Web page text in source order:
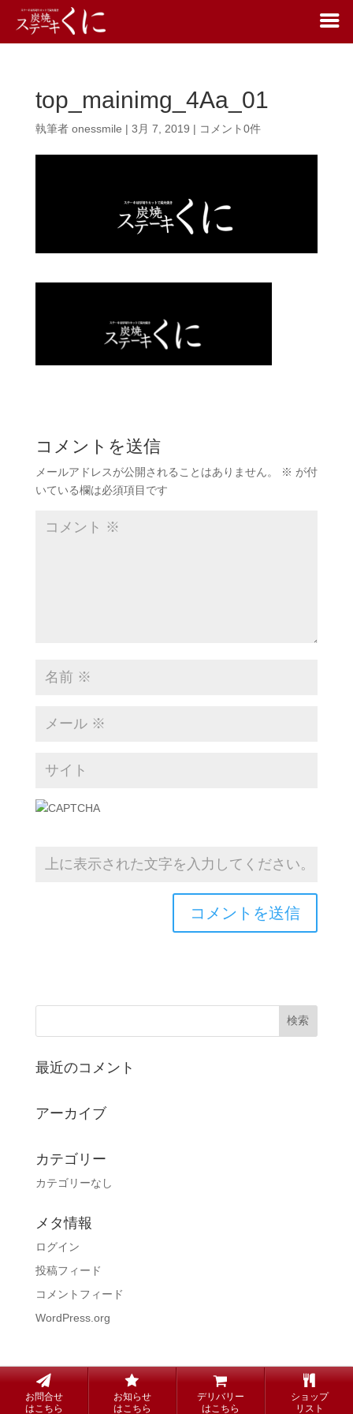
top_mainimg_4Aa_01
執筆者 onessmile | 3月 7, 2019 | コメント0件
コメントを送信
メールアドレスが公開されることはありません。 ※ が付
いている欄は必須項目です
最近のコメント
アーカイブ
カテゴリー
カテゴリーなし
メタ情報
ログイン
投稿フィード
コメントフィード
WordPress.org
copyright© Steak KUNI all rights reserved.
お問合せ
はこちら
お知らせ
はこちら
デリバリー
はこちら
ショップ
リスト